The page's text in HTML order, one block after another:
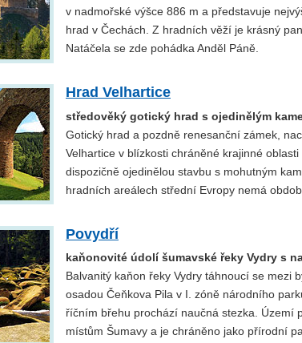
v nadmořské výšce 886 m a představuje
hrad v Čechách. Z hradních věží je krásný
Natáčela se zde pohádka Anděl Páně.
Hrad Velhartice
středověký gotický hrad s ojedinělým
Gotický hrad a pozdně renesanční zámek,
Velhartice v blízkosti chráněné krajinné
dispozičně ojedinělou stavbu s mohutným
hradních areálech střední Evropy nemá
Povydří
kaňonovité údolí šumavské řeky Vydry s
Balvanitý kaňon řeky Vydry táhnoucí se mezi
osadou Čeňkova Pila v I. zóně národního
říčním břehu prochází naučná stezka. Území
místům Šumavy a je chráněno jako přírodní